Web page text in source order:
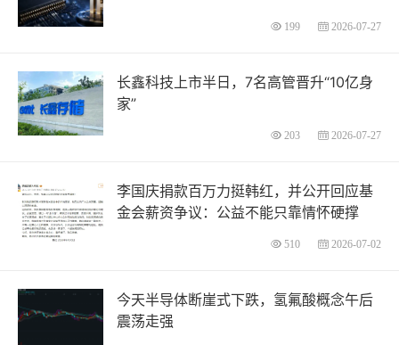
199 2026-07-27
长鑫科技上市半日，7名高管晋升“10亿身
家”
203 2026-07-27
李国庆捐款百万力挺韩红，并公开回应基
金会薪资争议：公益不能只靠情怀硬撑
510 2026-07-02
今天半导体断崖式下跌，氢氟酸概念午后
震荡走强